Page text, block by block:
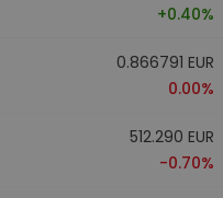
+0.40%
0.866791 EUR
0.00%
512.290 EUR
-0.70%